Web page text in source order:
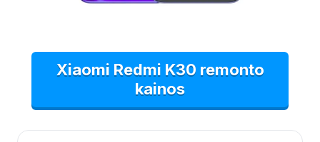
Xiaomi Redmi K30 remonto
kainos